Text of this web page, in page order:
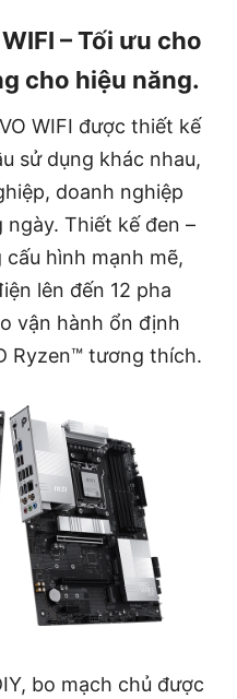
– Tối ưu cho
cho hiệu năng.
WIFI được thiết kế
sử dụng khác nhau,
doanh nghiệp
Thiết kế đen –
hình mạnh mẽ,
lên đến 12 pha
vận hành ổn định
Ryzen™ tương thích.
bo mạch chủ được